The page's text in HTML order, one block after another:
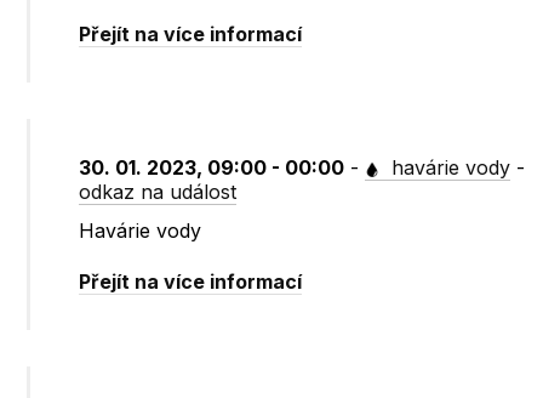
Přejít na více informací
30. 01. 2023, 09:00 - 00:00 - havárie vody -
odkaz na událost
Havárie vody
Přejít na více informací